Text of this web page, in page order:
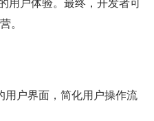
。
用户界面，简化用户操作流